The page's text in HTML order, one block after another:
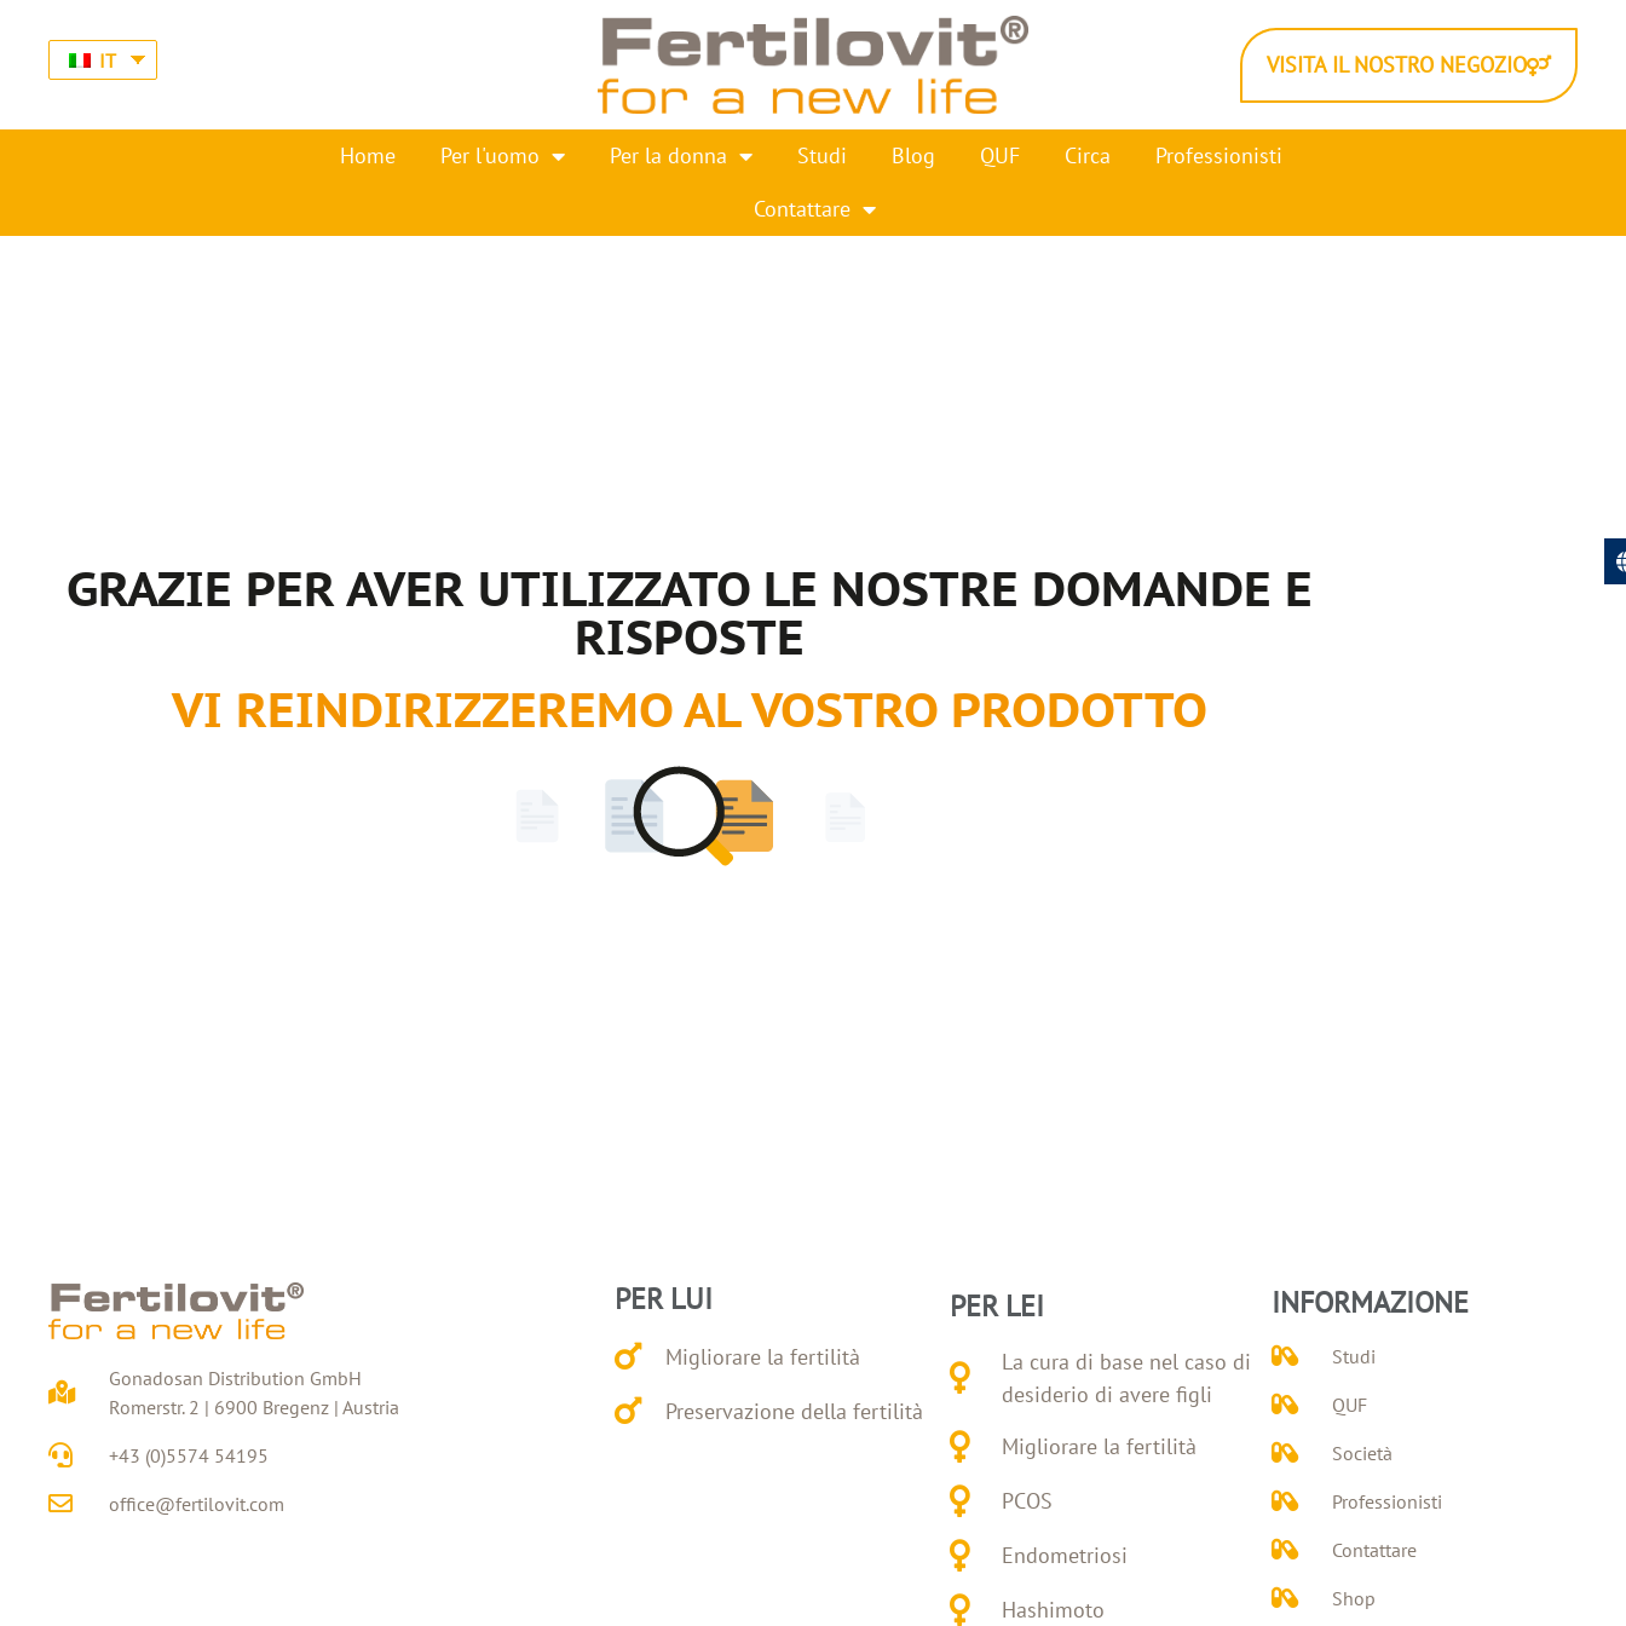
IT VISITA IL NOSTRO NEGOZIO
Home Per l'uomo Per la donna Studi Blog QUF Circa
Professionisti
Contattare
GRAZIE PER AVER UTILIZZATO LE NOSTRE DOMANDE E
RISPOSTE
VI REINDIRIZZEREMO AL VOSTRO PRODOTTO
Gonadosan Distribution GmbH
Romerstr. 2 | 6900 Bregenz | Austria
+43 (0)5574 54195
office@fertilovit.com
PER LUI
Migliorare la fertilità
Preservazione della fertilità
PER LEI
La cura di base nel caso di
desiderio di avere figli
Migliorare la fertilità
PCOS
Endometriosi
Hashimoto
INFORMAZIONE
Studi
QUF
Società
Professionisti
Contattare
Shop